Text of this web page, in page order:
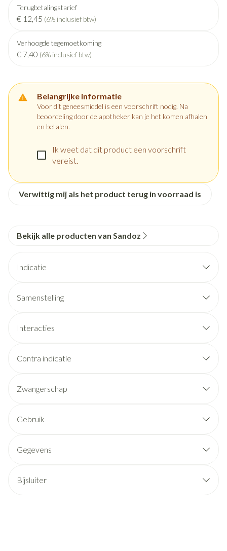
Terugbetalingstarief
€ 12,45 (6% inclusief btw)
Verhoogde tegemoetkoming
€ 7,40 (6% inclusief btw)
Belangrijke informatie
Voor dit geneesmiddel is een voorschrift nodig. Na
beoordeling door de apotheker kan je het komen afhalen
en betalen.
Ik weet dat dit product een voorschrift
vereist.
Verwittig mij als het product terug in voorraad is
Bekijk alle producten van Sandoz
Indicatie
Samenstelling
Interacties
Contra indicatie
Zwangerschap
Gebruik
Gegevens
Bijsluiter